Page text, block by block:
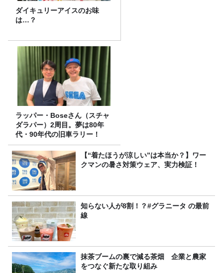
ダイキュリーアイスのお味
は…？
ラッパー・Boseさん（スチャ
ダラパー）2周目。夢は80年
代・90年代の旧車ラリー！
【“着たほうが涼しい”は本当か？】ワー
クマンの暑さ対策ウェア、実力検証！
知らない人が8割！？#グラニータ の最前
線
抹茶ブームの裏で減る茶畑 企業と農家
をつなぐ新たな取り組み